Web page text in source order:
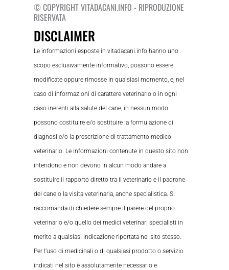
© COPYRIGHT VITADACANI.INFO - RIPRODUZIONE
RISERVATA
DISCLAIMER
Le informazioni esposte in vitadacani.info hanno uno
scopo esclusivamente informativo, possono essere
modificate oppure rimosse in qualsiasi momento, e, nel
caso di informazioni di carattere veterinario o in ogni
caso inerenti alla salute del cane, in nessun modo
possono costituire e/o sostituire la formulazione di
diagnosi e/o la prescrizione di trattamento medico
veterinario. Le informazioni contenute in questo sito non
intendono e non devono in alcun modo andare a
sostituire il rapporto diretto tra il veterinario e il padrone
del cane o la visita veterinaria, anche specialistica. Si
raccomanda di chiedere sempre il parere del proprio
veterinario e/o quello dei medici veterinari specialisti in
merito a qualsiasi indicazione riportata nel sito stesso.
Per l’uso di medicinali o di qualsiasi prodotto o servizio
indicati nel sito è assolutamente necessario e